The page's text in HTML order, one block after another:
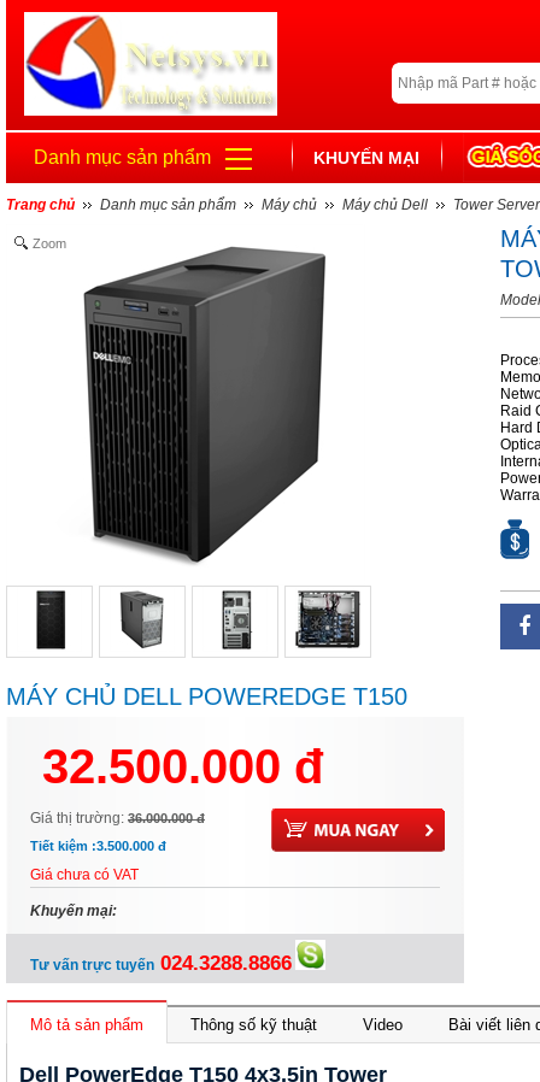
Danh mục sản phẩm KHUYẾN MẠI
Trang chủ Danh mục sản phẩm Máy chủ Máy chủ Dell Tower Server
Zoom
MÁY CHỦ DELL POWEREDGE T150
SATA/300W
32.500.000 đ
Giá thị trường: 36.000.000 đ
Tiết kiệm :3.500.000 đ
Giá chưa có VAT
Khuyến mại:
Tư vấn trực tuyến 024.3288.8866
Raid
Hard
Mô tả sản phẩm Thông số kỹ thuật Video Bài viết liên
Dell PowerEdge T150 4x3.5in Tower